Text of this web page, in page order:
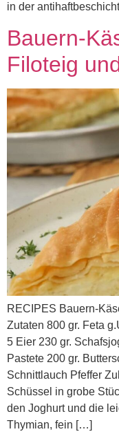
in der
Bauern-
Filoteig
RECIPES Bauern-
Zutaten 800 gr. Feta
5 Eier 230 gr.
Pastete 200 gr.
Schnittlauch Pfeffer
Schüssel in grobe
den Joghurt und die
Thymian, fein […]